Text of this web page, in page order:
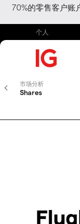
70%的零售客户账
个人
市场分析
Shares